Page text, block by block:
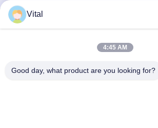
Erhalten Sie besten Preis
Vital
4:45 AM
Good day, what product are you looking for?